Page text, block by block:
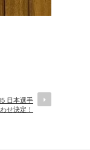
日本選手
せ決定！